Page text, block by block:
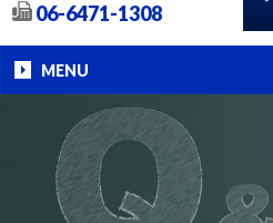
06-6471-1308
MENU